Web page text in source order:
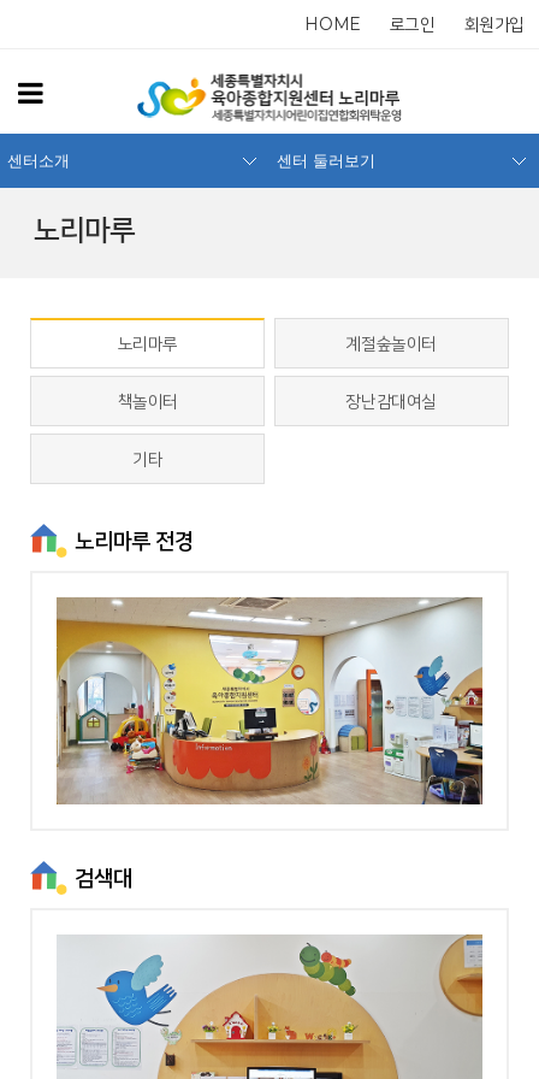
HOME 로그인 회원가입
노리마루
센터소개 센터 둘러보기
노리마루 계절숲놀이터
책놀이터 장난감대여실
기타
노리마루 전경
검색대